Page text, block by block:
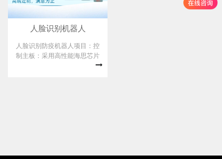
人脸识别机器人
人脸识别防疫机器人项目：控
制主板：采用高性能海思芯片
控制主板M1系列;算法特色：
识别方式：测温、动态人脸识